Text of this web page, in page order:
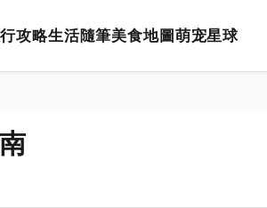
攻略生活隨筆美食地圖萌宠星球